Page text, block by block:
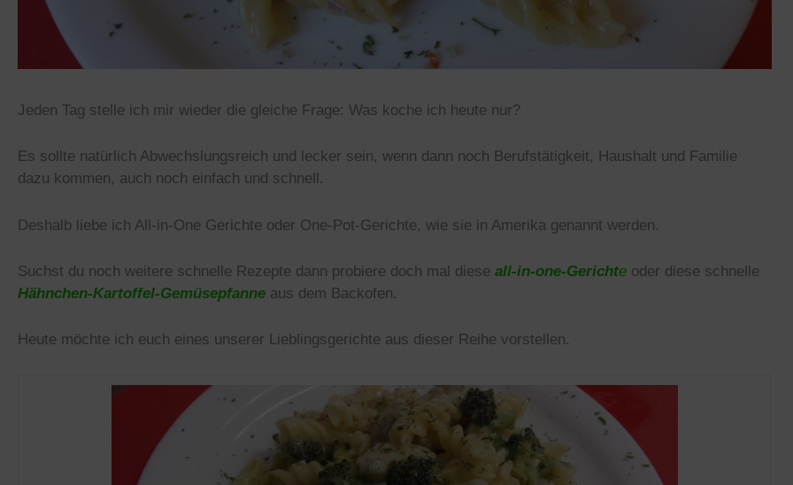
Jeden Tag stelle ich mir wieder die gleiche Frage: Was koche ich heute nur?
Es sollte natürlich Abwechslungsreich und lecker sein, wenn dann noch Berufstätigkeit, Haushalt und Familie
dazu kommen, auch noch einfach und schnell.
Deshalb liebe ich All-in-One Gerichte oder One-Pot-Gerichte, wie sie in Amerika genannt werden.
Suchst du noch weitere schnelle Rezepte dann probiere doch mal diese all-in-one-Gerichte oder diese schnelle
Hähnchen-Kartoffel-Gemüsepfanne aus dem Backofen.
Heute möchte ich euch eines unserer Lieblingsgerichte aus dieser Reihe vorstellen.